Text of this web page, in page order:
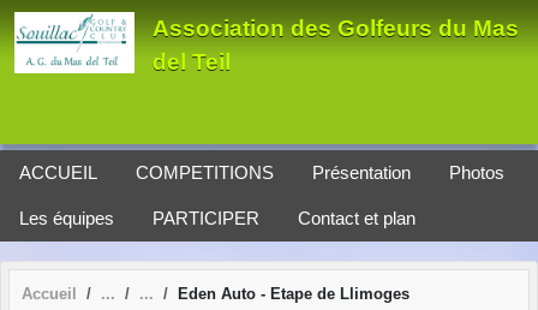
Association des Golfeurs du Mas
del Teil
ACCUEIL COMPETITIONS Présentation Photos
Les équipes PARTICIPER Contact et plan
Accueil Eden Auto - Etape de Llimoges
Panneau de gestion des cookies